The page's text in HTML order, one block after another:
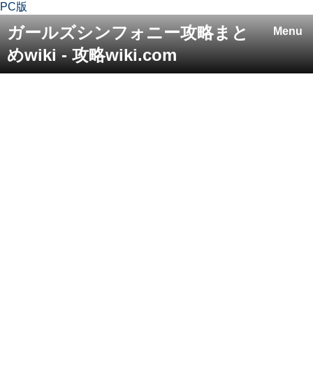
PC版
Menu
ガールズシンフォニー攻略まと
めwiki - 攻略wiki.com